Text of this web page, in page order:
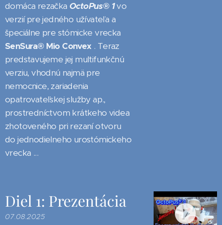
domáca rezačka OctoPus® 1vo
verzií pre jedného užívateľa a
špeciálne pre stómicke vrecka
SenSura® Mio Convex . Teraz
predstavujeme jej multifunkčnú
verziu, vhodnú najmä pre
nemocnice, zariadenia
opatrovateľskej služby ap.,
prostredníctvom krátkeho videa
zhotoveného pri rezaní otvoru
do jednodielneho urostómickeho
vrecka ...
Diel 1: Prezentácia
07.08.2025